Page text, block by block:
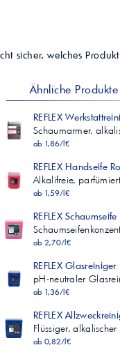
sicher, welches
Ähnliche
REFLEX
Schaumarmer,
ab 1,86/l€
REFLEX Handseife
Alkalifreie,
ab 1,59/l€
REFLEX Schaumseife
ab 2,70/l€
REFLEX Glasreiniger
pH-neutraler
ab 1,36/l€
REFLEX
Flüssiger,
ab 0,82/l€